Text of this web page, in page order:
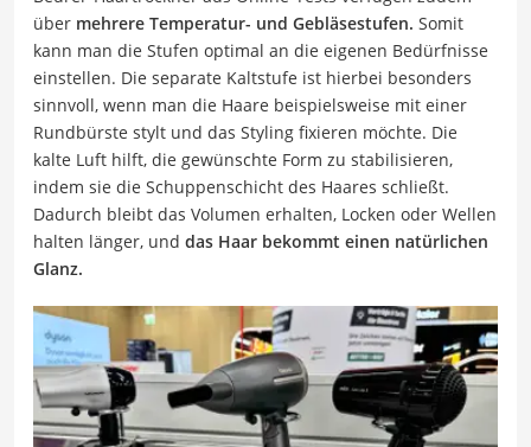
über mehrere Temperatur- und Gebläsestufen. Somit
kann man die Stufen optimal an die eigenen Bedürfnisse
einstellen. Die separate Kaltstufe ist hierbei besonders
sinnvoll, wenn man die Haare beispielsweise mit einer
Rundbürste stylt und das Styling fixieren möchte. Die
kalte Luft hilft, die gewünschte Form zu stabilisieren,
indem sie die Schuppenschicht des Haares schließt.
Dadurch bleibt das Volumen erhalten, Locken oder Wellen
halten länger, und das Haar bekommt einen natürlichen
Glanz.